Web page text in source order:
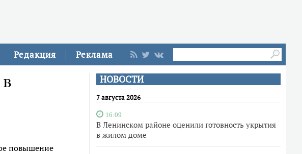
Редакция Реклама
НОВОСТИ
7 августа 2026
16:09
В Ленинском районе оценили готовность укрытия
в жилом доме
повышение